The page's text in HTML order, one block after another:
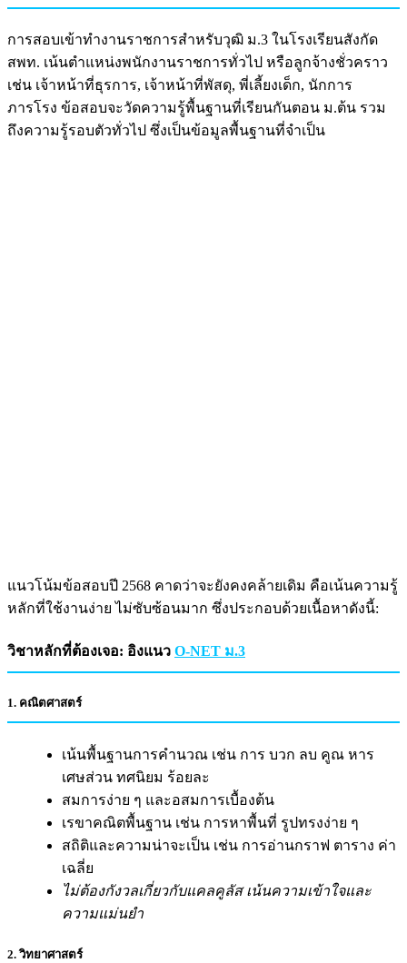
การสอบเข้าทำงานราชการสำหรับวุฒิ ม.3 ในโรงเรียนสังกัด
สพท. เน้นตำแหน่งพนักงานราชการทั่วไป หรือลูกจ้างชั่วคราว
เช่น เจ้าหน้าที่ธุรการ, เจ้าหน้าที่พัสดุ, พี่เลี้ยงเด็ก, นักการ
ภารโรง ข้อสอบจะวัดความรู้พื้นฐานที่เรียนกันตอน ม.ต้น รวม
ถึงความรู้รอบตัวทั่วไป ซึ่งเป็นข้อมูลพื้นฐานที่จำเป็น
แนวโน้มข้อสอบปี 2568 คาดว่าจะยังคงคล้ายเดิม คือเน้นความรู้
หลักที่ใช้งานง่าย ไม่ซับซ้อนมาก ซึ่งประกอบด้วยเนื้อหาดังนี้:
วิชาหลักที่ต้องเจอ: อิงแนว O-NET ม.3
1. คณิตศาสตร์
เน้นพื้นฐานการคำนวณ เช่น การ บวก ลบ คูณ หาร
เศษส่วน ทศนิยม ร้อยละ
สมการง่าย ๆ และอสมการเบื้องต้น
เรขาคณิตพื้นฐาน เช่น การหาพื้นที่ รูปทรงง่าย ๆ
สถิติและความน่าจะเป็น เช่น การอ่านกราฟ ตาราง ค่า
เฉลี่ย
ไม่ต้องกังวลเกี่ยวกับแคลคูลัส เน้นความเข้าใจและ
ความแม่นยำ
2. วิทยาศาสตร์